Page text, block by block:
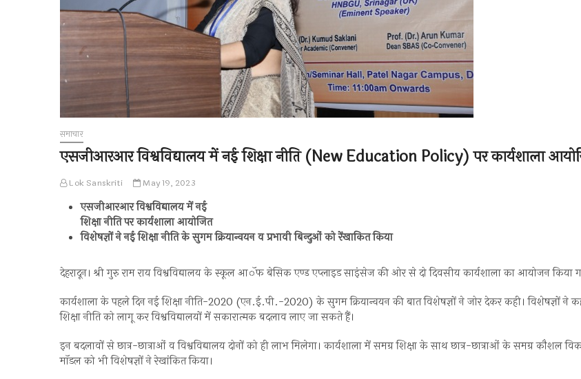
समाचार
एसजीआरआर विश्वविद्यालय में नई शिक्षा नीति (New Education Policy) पर कार्यशाला
Lok Sanskriti May 19, 2023
एसजीआरआर विश्वविद्यालय में नई
शिक्षा नीति पर कार्यशाला आयोजित
विशेषज्ञों ने नई शिक्षा नीति के सुगम क्रियान्वयन व प्रभावी बिन्दुओं को रेंखाकित किया
देहरादून। श्री गुरु राम राय विश्वविद्यालय के स्कूल आॅफ बेसिक एण्ड एप्लाइड साइंसेज की ओर से दो दिवसीय कार्यशाला का आयोजन किया
कार्यशाला के पहले दिन नई शिक्षा नीति-2020 (एन.ई.पी.-2020) के सुगम क्रियान्वयन की बात विशेषज्ञों ने जोर देकर कही। विशेषज्ञों ने
शिक्षा नीति को लागू कर विश्वविद्यालयों में सकारात्मक बदलाव लाए जा सकते हैं।
इन बदलावों से छात्र-छात्राओं व विश्वविद्यालय दोनों को ही लाभ मिलेगा। कार्यशाला में समग्र शिक्षा के साथ छात्र-छात्राओं के समग्र कौशल
माॅडल को भी विशेषज्ञों ने रेखांकित किया।